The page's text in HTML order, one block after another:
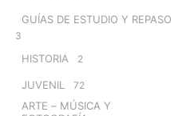
GUÍAS DE ESTUDIO Y REPASO
3
HISTORIA 2
JUVENIL 72
ARTE – MÚSICA Y